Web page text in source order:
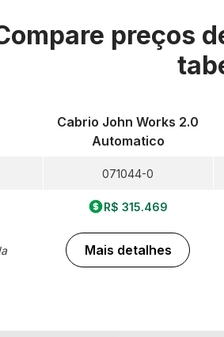
preços
Cabrio John Works 2.0
Automatico
071044-0
R$ 315.469
Mais detalhes